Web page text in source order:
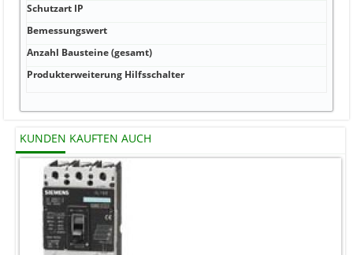
Schutzart IP
Bemessungswert
Anzahl Bausteine (gesamt)
Produkterweiterung Hilfsschalter
KUNDEN KAUFTEN AUCH